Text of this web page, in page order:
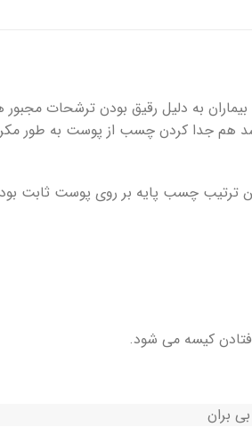
به دلیل رقیق بودن ترشحات
هم جدا کردن چسب از پوست به طور
ترتیب چسب پایه بر روی پوست ثابت
کیسه می شود.